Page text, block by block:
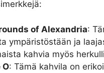
of Alexandria:
ympäristöstään ja
kahvia myös
O: Tämä kahvila on